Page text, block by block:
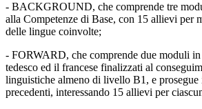
- BACKGROUND, che comprende tre
alla Competenze di Base, con 15 allievi per
delle lingue coinvolte;
- FORWARD, che comprende due moduli
tedesco ed il francese finalizzati al
linguistiche almeno di livello B1, e
precedenti, interessando 15 allievi per